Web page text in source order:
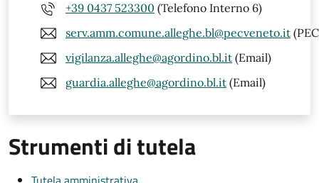
+39 0437 523300 (Telefono Interno 6)
serv.amm.comune.alleghe.bl@pecveneto.it
vigilanza.alleghe@agordino.bl.it (Email)
guardia.alleghe@agordino.bl.it (Email)
Strumenti di tutela